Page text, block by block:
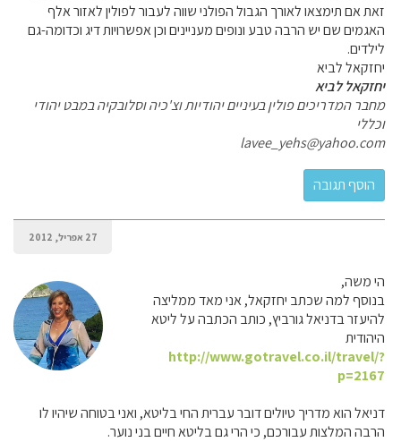
זאת אם תימצאו לאורך הגבול הפולני שווה לעבור לפולין לאזור אלף
האגמים שם יש הרבה טבע ונופים מעניינים וכן אפשרויות דיג וכדומה-גם
לילדים.
יחזקאל לביא
יחזקאל לביא
מחבר המדריכים פולין בעיניים יהודיות וצ'כיה וסלובקיה במבט יהודי
וכללי
lavee_yehs@yahoo.com
27 אפריל, 2012
הי משה,
בנוסף למה שכתב יחזקאל, אני מאד ממליצה
להיעזר בדניאל גורביץ, כותב הכתבה על ליטא
היהודית
http://www.gotravel.co.il/travel/?
p=2167
דניאל הוא מדריך טיולים דובר עברית החי בליטא, ואני בטוחה שיהיו לו
הרבה המלצות עבורכם, כי הרי גם בליטא חיים בני נוער.